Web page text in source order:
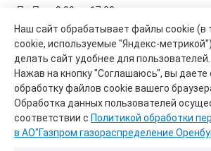
Наш сайт обрабатывает файлы cookie (в
cookie, используемые "Яндекс-
делать сайт удобнее для пользователей.
Нажав на кнопку "Соглашаюсь", вы даете
обработку файлов cookie вашего
Обработка данных пользователей
соответствии с Политикой обработки
в АО"Газпром газораспределение
Пн-Пт: с 9:00 до 17:00
Сб-Вс: Выходной
__________________________________________
Оформить заявку на установку бытового
оборудования возможно на сайте
газораспределение Оренбург»:https://